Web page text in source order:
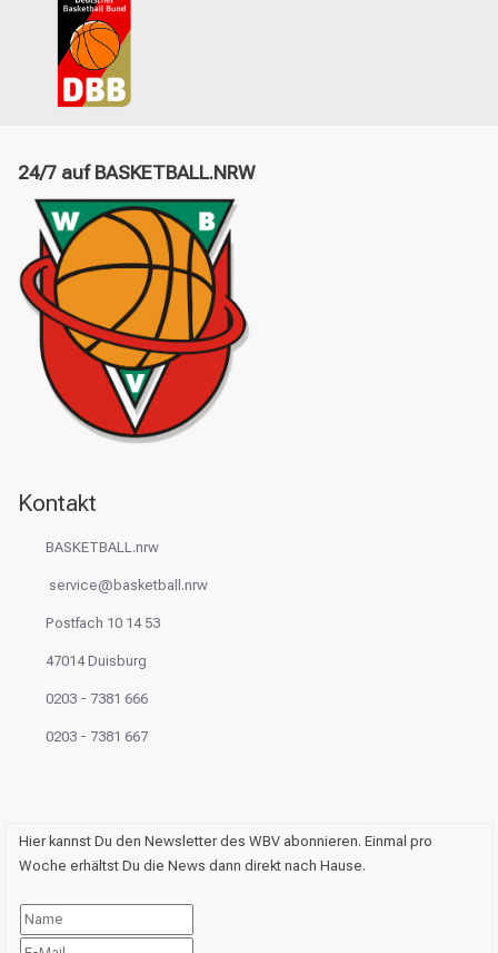
24/7 auf BASKETBALL.NRW
Kontakt
BASKETBALL.nrw
service@basketball.nrw
Postfach 10 14 53
47014 Duisburg
0203 - 7381 666
0203 - 7381 667
Hier kannst Du den Newsletter des WBV abonnieren. Einmal pro
Woche erhältst Du die News dann direkt nach Hause.